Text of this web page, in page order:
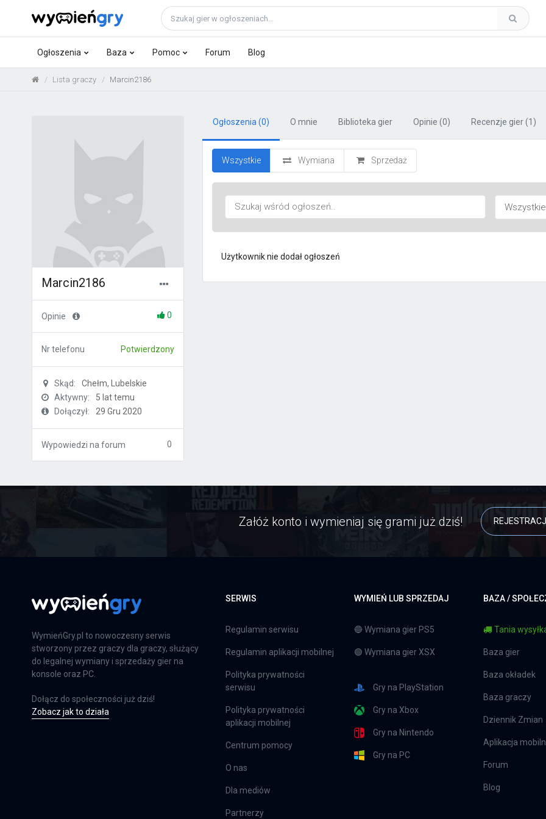
Ogłoszenia Baza Pomoc Forum Blog
Lista graczy Marcin2186
Marcin2186
Opinie 0
Nr telefonu Potwierdzony
Skąd:
Chełm, Lubelskie
Aktywny:
5 lat temu
Dołączył:
29 Gru 2020
Wypowiedzi na forum 0
Ogłoszenia (0) O mnie Biblioteka gier Opinie (0) Recenzje gier(1)
Wszystkie Wymiana Sprzedaż
Użytkownik nie dodał ogłoszeń
Załóż konto i wymieniaj się grami już dziś!
WymieńGry.pl to nowoczesny serwis
stworzony przez graczy dla graczy, służący
do legalnej wymiany i sprzedaży gier na
konsole oraz PC.
Dołącz do społeczności już dziś!
Zobacz jak to działa
SERWIS
Regulamin serwisu
Regulamin aplikacji mobilnej
Polityka prywatności
serwisu
Polityka prywatności
aplikacji mobilnej
Centrum pomocy
O nas
Dla mediów
Partnerzy
WYMIEŃ LUB SPRZEDAJ
🔵 Wymiana gier PS5
🟢 Wymiana gier XSX
Gry na PlayStation
Gry na Xbox
Gry na Nintendo
Gry na PC
BAZA /
Tania
Baza gier
Baza okładek
Baza graczy
Dziennik Zmian
Aplikacja
Forum
Blog